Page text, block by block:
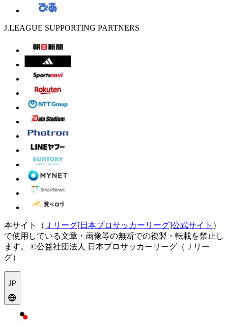
J.LEAGUE SUPPORTING PARTNERS
本サイト（ Ｊリーグ[日本プロサッカーリーグ]公式サイト ）
で使用している文章・画像等の無断での複製・転載を禁止し
ます。
©公益社団法人 日本プロサッカーリーグ（Ｊリー
グ）
JP